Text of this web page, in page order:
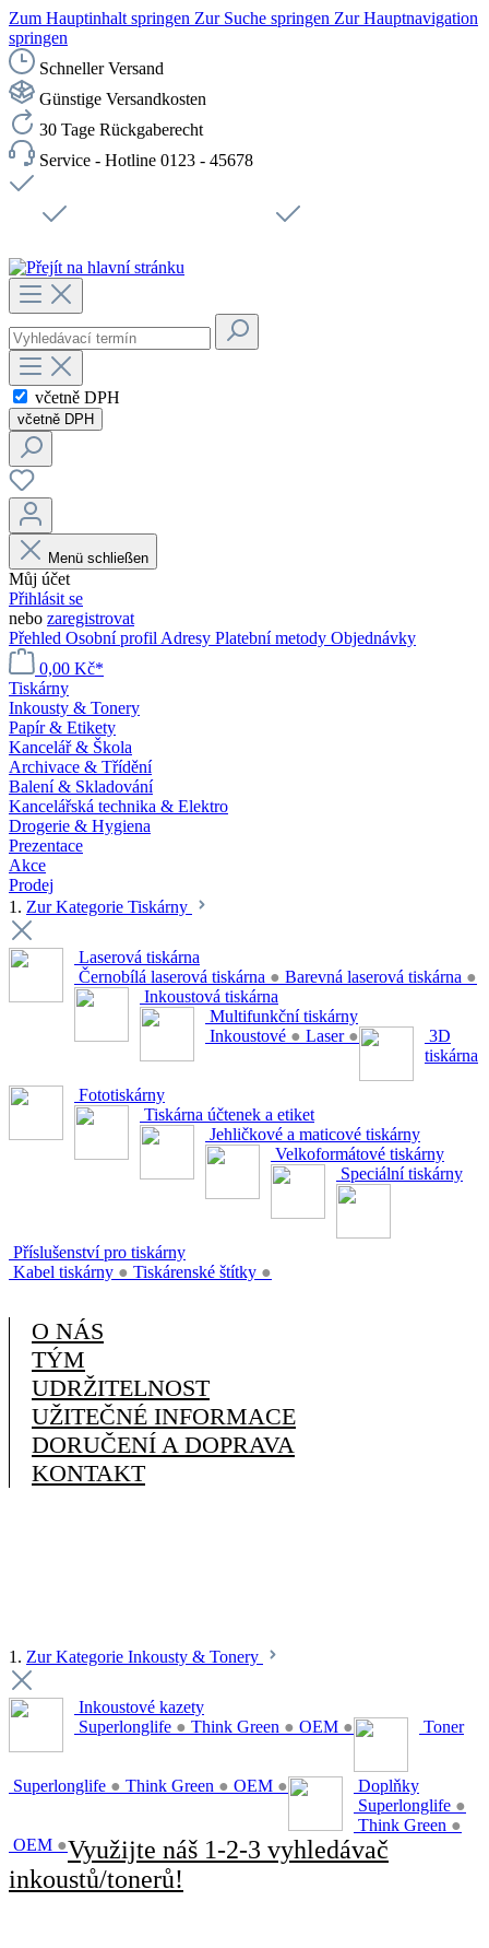
Zum Hauptinhalt springen Zur Suche springen Zur Hauptnavigation
springen
Schneller Versand
Günstige Versandkosten
30 Tage Rückgaberecht
Service - Hotline 0123 - 45678
včetně DPH
včetně DPH
Menü schließen
Můj účet
Přihlásit se
nebo zaregistrovat
Přehled Osobní profil Adresy Platební metody Objednávky
0,00 Kč*
Tiskárny
Inkousty & Tonery
Papír & Etikety
Kancelář & Škola
Archivace & Třídění
Balení & Skladování
Kancelářská technika & Elektro
Drogerie & Hygiena
Prezentace
Akce
Prodej
1. Zur Kategorie Tiskárny
Laserová tiskárna
Černobílá laserová tiskárna ● Barevná laserová tiskárna ●
Inkoustová tiskárna
Multifunkční tiskárny
Inkoustové ● Laser ●
3D
tiskárna
Fototiskárny
Tiskárna účtenek a etiket
Jehličkové a maticové tiskárny
Velkoformátové tiskárny
Speciální tiskárny
Příslušenství pro tiskárny
Kabel tiskárny ● Tiskárenské štítky ●
O NÁS
TÝM
UDRŽITELNOST
UŽITEČNÉ INFORMACE
DORUČENÍ A DOPRAVA
KONTAKT
1. Zur Kategorie Inkousty & Tonery
Inkoustové kazety
Superlonglife ● Think Green ● OEM ● Toner
Superlonglife ● Think Green ● OEM ●
Doplňky
Superlonglife ●
Think Green ●
OEM ●Využijte náš 1-2-3 vyhledávač
inkoustů/tonerů!